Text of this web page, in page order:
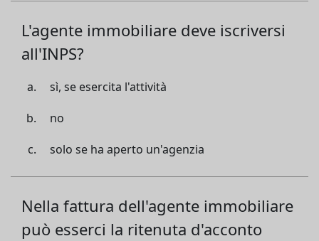
L'agente immobiliare deve iscriversi
all'INPS?
sì, se esercita l'attività
no
solo se ha aperto un'agenzia
Nella fattura dell'agente immobiliare
può esserci la ritenuta d'acconto